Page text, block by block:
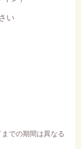
い
での期間は異なる